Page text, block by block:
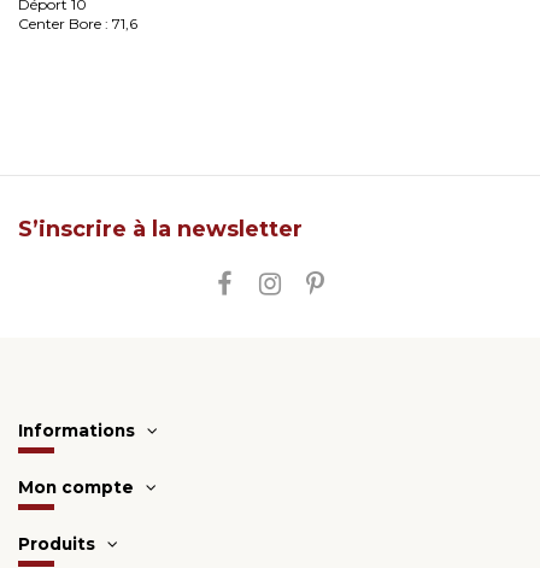
Déport 10
Center Bore : 71,6
S’inscrire à la newsletter
Informations
Mon compte
Produits